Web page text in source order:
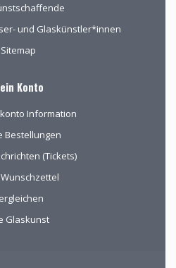
und Glaskünstler*innen
Sitemap
Konto
Information
Bestellungen
(Tickets)
Glaskunst